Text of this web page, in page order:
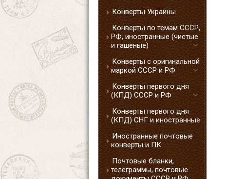
Конверты Украины
Конверты по темам СССР,
РФ, иностранные (чистые
и гашеные)
Конверты с оригинальной
маркой СССР и РФ
Конверты первого дня
(КПД) СССР и РФ
Конверты первого дня
(КПД) СНГ и иностранные
Иностранные почтовые
конверты и ПК
Почтовые бланки,
телеграммы, почтовые